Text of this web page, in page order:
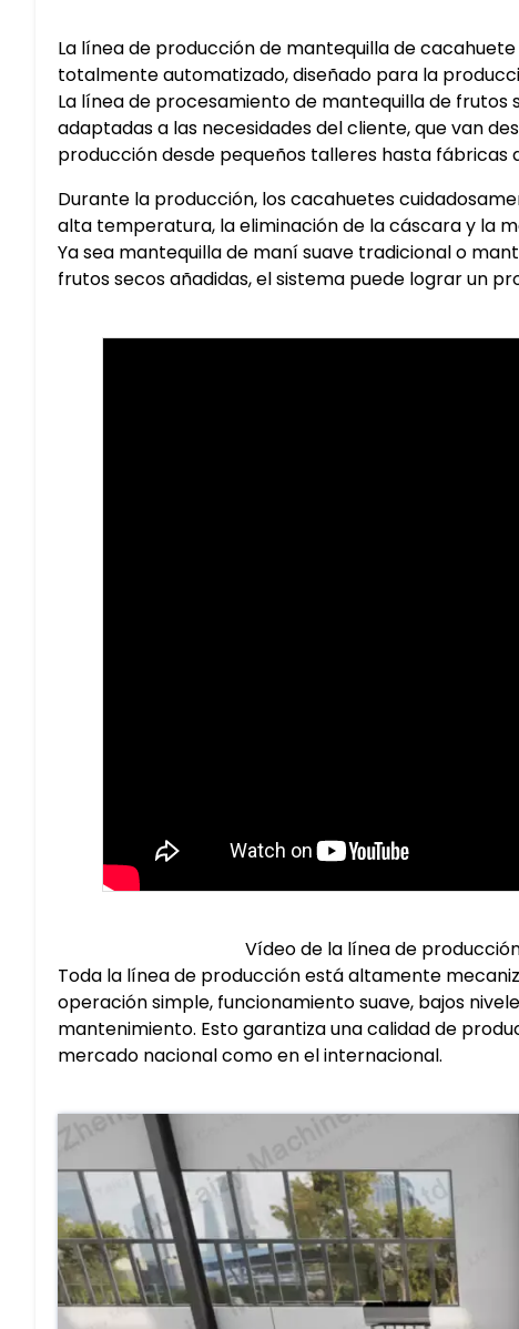
La línea de producción de mantequilla de
totalmente automatizado, diseñado para la
La línea de procesamiento de mantequilla de
adaptadas a las necesidades del cliente, que van
producción desde pequeños talleres hasta fábricas
Durante la producción, los cacahuetes
alta temperatura, la eliminación de la cáscara y la
Ya sea mantequilla de maní suave tradicional o
frutos secos añadidas, el sistema puede lograr un
Vídeo de la línea de
Toda la línea de producción está altamente
operación simple, funcionamiento suave, bajos
mantenimiento. Esto garantiza una calidad de
mercado nacional como en el internacional.